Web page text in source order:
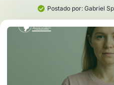
Postado por:Gabriel